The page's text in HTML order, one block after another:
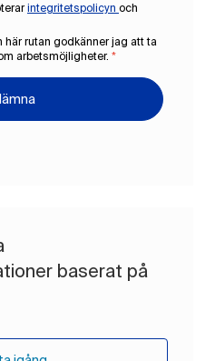
integritetspolicyn och
här rutan godkänner jag att ta
arbetsmöjligheter. *
baserat på